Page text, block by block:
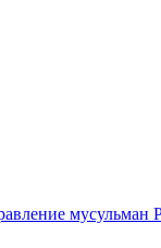
мусульман